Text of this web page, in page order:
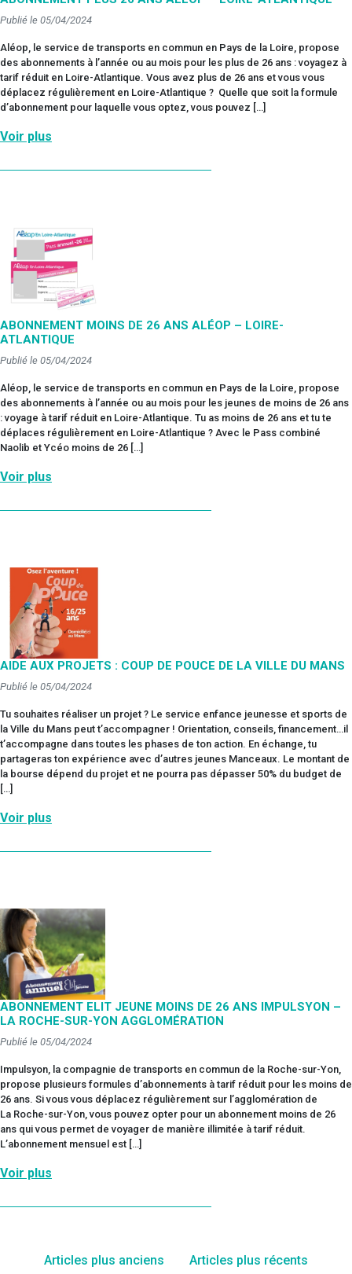
Publié le 05/04/2024
Aléop, le service de transports en commun en Pays de la Loire, propose
des abonnements à l’année ou au mois pour les plus de 26 ans : voyagez à
tarif réduit en Loire-Atlantique. Vous avez plus de 26 ans et vous vous
déplacez régulièrement en Loire-Atlantique ? Quelle que soit la formule
d’abonnement pour laquelle vous optez, vous pouvez […]
Voir plus
ABONNEMENT MOINS DE 26 ANS ALÉOP – LOIRE-
ATLANTIQUE
Publié le 05/04/2024
Aléop, le service de transports en commun en Pays de la Loire, propose
des abonnements à l’année ou au mois pour les jeunes de moins de 26 ans
: voyage à tarif réduit en Loire-Atlantique. Tu as moins de 26 ans et tu te
déplaces régulièrement en Loire-Atlantique ? Avec le Pass combiné
Naolib et Ycéo moins de 26 […]
Voir plus
AIDE AUX PROJETS : COUP DE POUCE DE LA VILLE DU MANS
Publié le 05/04/2024
Tu souhaites réaliser un projet ? Le service enfance jeunesse et sports de
la Ville du Mans peut t’accompagner ! Orientation, conseils, financement…il
t’accompagne dans toutes les phases de ton action. En échange, tu
partageras ton expérience avec d’autres jeunes Manceaux. Le montant de
la bourse dépend du projet et ne pourra pas dépasser 50% du budget de
[…]
Voir plus
ABONNEMENT ELIT JEUNE MOINS DE 26 ANS IMPULSYON –
LA ROCHE-SUR-YON AGGLOMÉRATION
Publié le 05/04/2024
Impulsyon, la compagnie de transports en commun de la Roche-sur-Yon,
propose plusieurs formules d’abonnements à tarif réduit pour les moins de
26 ans. Si vous vous déplacez régulièrement sur l’agglomération de
La Roche-sur-Yon, vous pouvez opter pour un abonnement moins de 26
ans qui vous permet de voyager de manière illimitée à tarif réduit.
L’abonnement mensuel est […]
Voir plus
Navigation
Articles plus anciens Articles plus récents